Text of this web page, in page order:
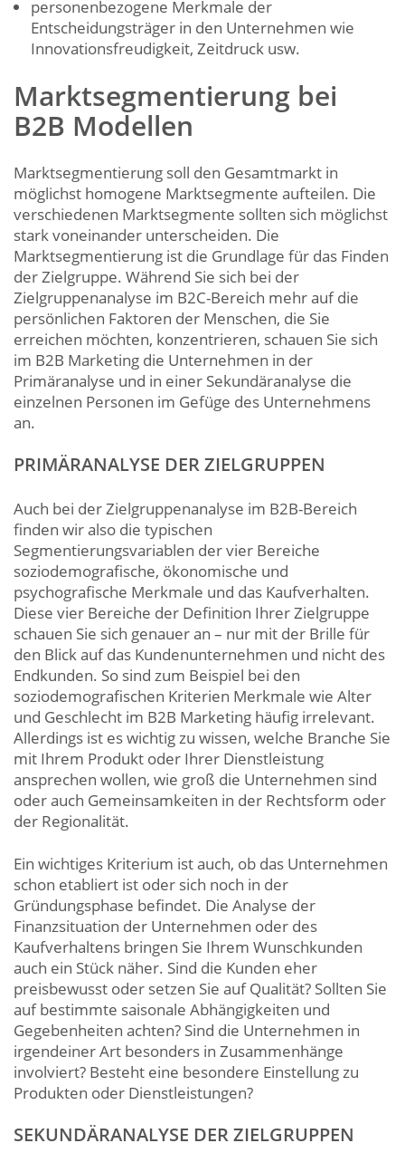
personenbezogene Merkmale der
Entscheidungsträger in den Unternehmen wie
Innovationsfreudigkeit, Zeitdruck usw.
Marktsegmentierung bei
B2B Modellen
Marktsegmentierung soll den Gesamtmarkt in
möglichst homogene Marktsegmente aufteilen. Die
verschiedenen Marktsegmente sollten sich möglichst
stark voneinander unterscheiden. Die
Marktsegmentierung ist die Grundlage für das Finden
der Zielgruppe. Während Sie sich bei der
Zielgruppenanalyse im B2C-Bereich mehr auf die
persönlichen Faktoren der Menschen, die Sie
erreichen möchten, konzentrieren, schauen Sie sich
im B2B Marketing die Unternehmen in der
Primäranalyse und in einer Sekundäranalyse die
einzelnen Personen im Gefüge des Unternehmens
an.
PRIMÄRANALYSE DER ZIELGRUPPEN
Auch bei der Zielgruppenanalyse im B2B-Bereich
finden wir also die typischen
Segmentierungsvariablen der vier Bereiche
soziodemografische, ökonomische und
psychografische Merkmale und das Kaufverhalten.
Diese vier Bereiche der Definition Ihrer Zielgruppe
schauen Sie sich genauer an – nur mit der Brille für
den Blick auf das Kundenunternehmen und nicht des
Endkunden. So sind zum Beispiel bei den
soziodemografischen Kriterien Merkmale wie Alter
und Geschlecht im B2B Marketing häufig irrelevant.
Allerdings ist es wichtig zu wissen, welche Branche Sie
mit Ihrem Produkt oder Ihrer Dienstleistung
ansprechen wollen, wie groß die Unternehmen sind
oder auch Gemeinsamkeiten in der Rechtsform oder
der Regionalität.
Ein wichtiges Kriterium ist auch, ob das Unternehmen
schon etabliert ist oder sich noch in der
Gründungsphase befindet. Die Analyse der
Finanzsituation der Unternehmen oder des
Kaufverhaltens bringen Sie Ihrem Wunschkunden
auch ein Stück näher. Sind die Kunden eher
preisbewusst oder setzen Sie auf Qualität? Sollten Sie
auf bestimmte saisonale Abhängigkeiten und
Gegebenheiten achten? Sind die Unternehmen in
irgendeiner Art besonders in Zusammenhänge
involviert? Besteht eine besondere Einstellung zu
Produkten oder Dienstleistungen?
SEKUNDÄRANALYSE DER ZIELGRUPPEN